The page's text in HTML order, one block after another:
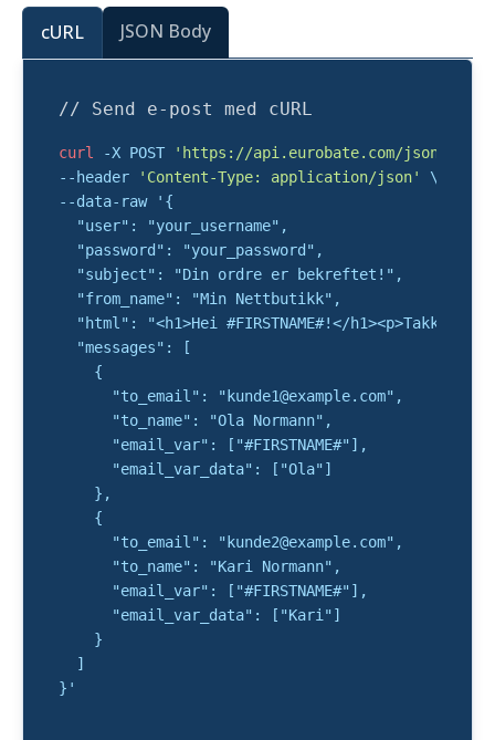
cURL JSON Body
// Send e-post med cURL
curl -X POST
'https://api.eurobate.com/
--header
'Content-Type: application/json'
\
--data-raw '{
  "user": "your_username",
  "password": "your_password",
  "subject": "Din ordre er bekreftet!",
  "from_name": "Min Nettbutikk",
"html": "<h1>Hei #FIRSTNAME#!</h1><p>Takk for
  "messages": [
    {
      "to_email": "kunde1@example.com",
      "to_name": "Ola Normann",
      "email_var": ["#FIRSTNAME#"],
      "email_var_data": ["Ola"]
    },
    {
      "to_email": "kunde2@example.com",
      "to_name": "Kari Normann",
      "email_var": ["#FIRSTNAME#"],
      "email_var_data": ["Kari"]
    }
  ]
}'